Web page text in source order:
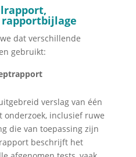
dat verschillende
gebruikt:
verslag van één
onderzoek, inclusief ruwe
die van toepassing zijn
beschrijft het